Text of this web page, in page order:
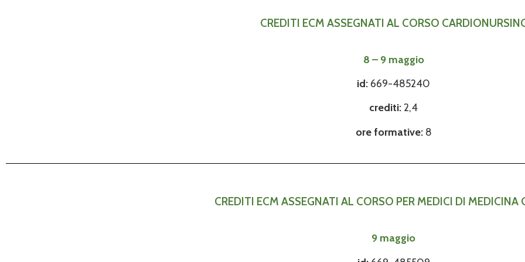
CREDITI ECM ASSEGNATI AL CORSO
8 – 9 maggio
id: 669-485240
crediti:2,4
ore formative:8
CREDITI ECM ASSEGNATI AL CORSO PER MEDICI DI MEDICINA
9 maggio